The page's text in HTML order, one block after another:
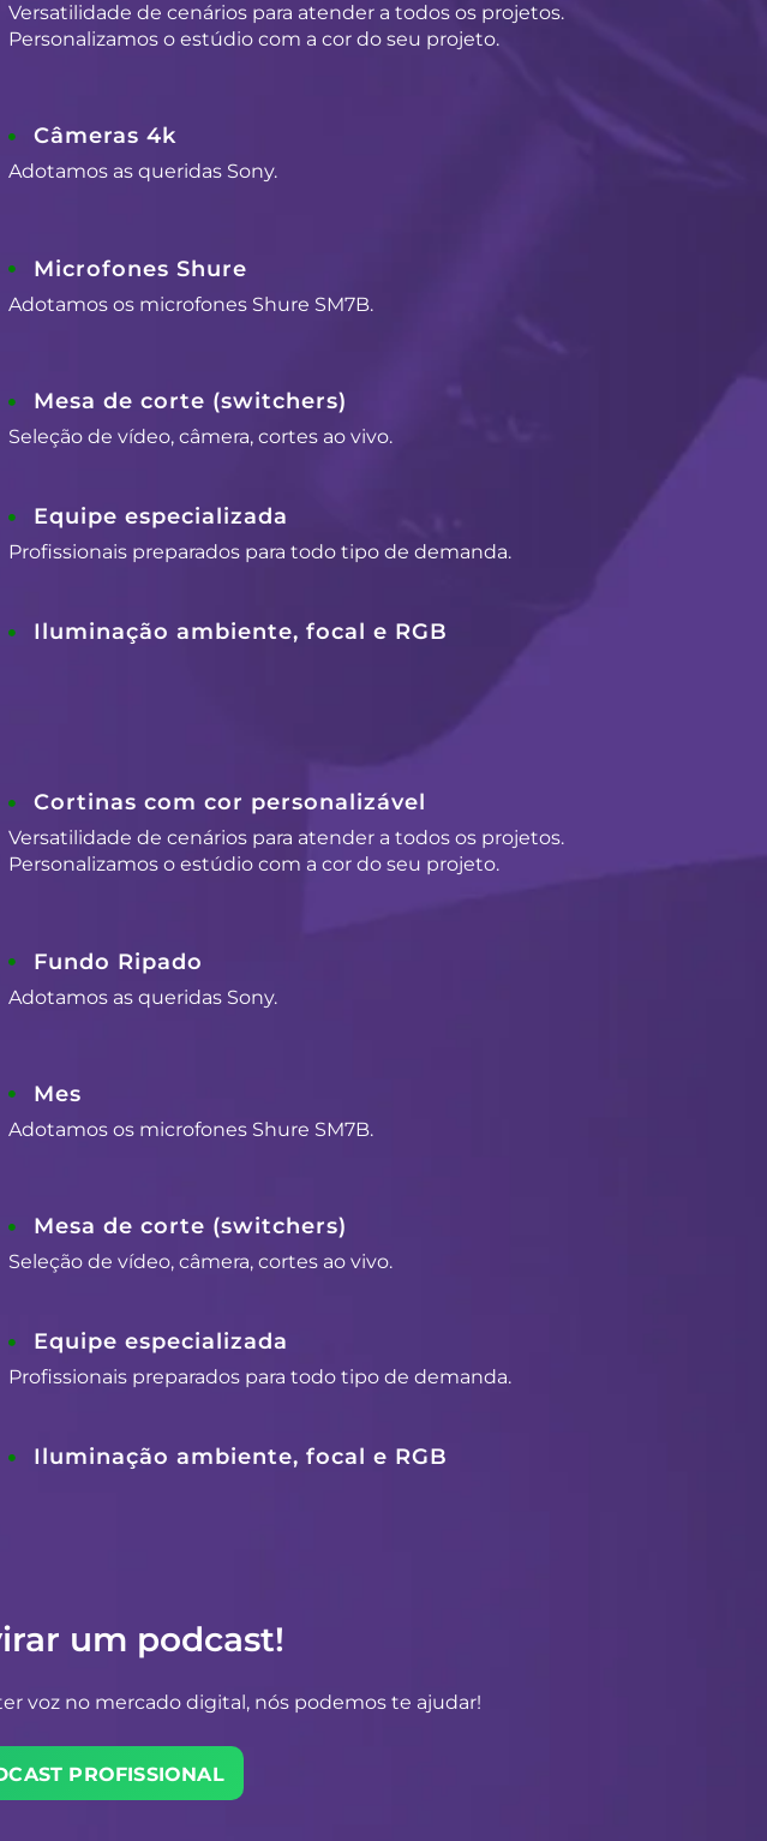
Versatilidade de cenários para atender a todos os projetos.
Personalizamos o estúdio com a cor do seu projeto.
Câmeras 4k
Adotamos as queridas Sony.
Microfones Shure
Adotamos os microfones Shure SM7B.
Mesa de corte (switchers)
Seleção de vídeo, câmera, cortes ao vivo.
Equipe especializada
Profissionais preparados para todo tipo de demanda.
Iluminação ambiente, focal e RGB
Cortinas com cor personalizável
Versatilidade de cenários para atender a todos os projetos.
Personalizamos o estúdio com a cor do seu projeto.
Fundo Ripado
Adotamos as queridas Sony.
Mes
Adotamos os microfones Shure SM7B.
Mesa de corte (switchers)
Seleção de vídeo, câmera, cortes ao vivo.
Equipe especializada
Profissionais preparados para todo tipo de demanda.
Iluminação ambiente, focal e RGB
um podcast!
voz no mercado digital, nós podemos te ajudar!
PROFISSIONAL